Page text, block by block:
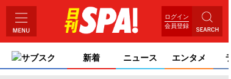
ログイン
会員登録
サブスク 新着 ニュース エンタメ